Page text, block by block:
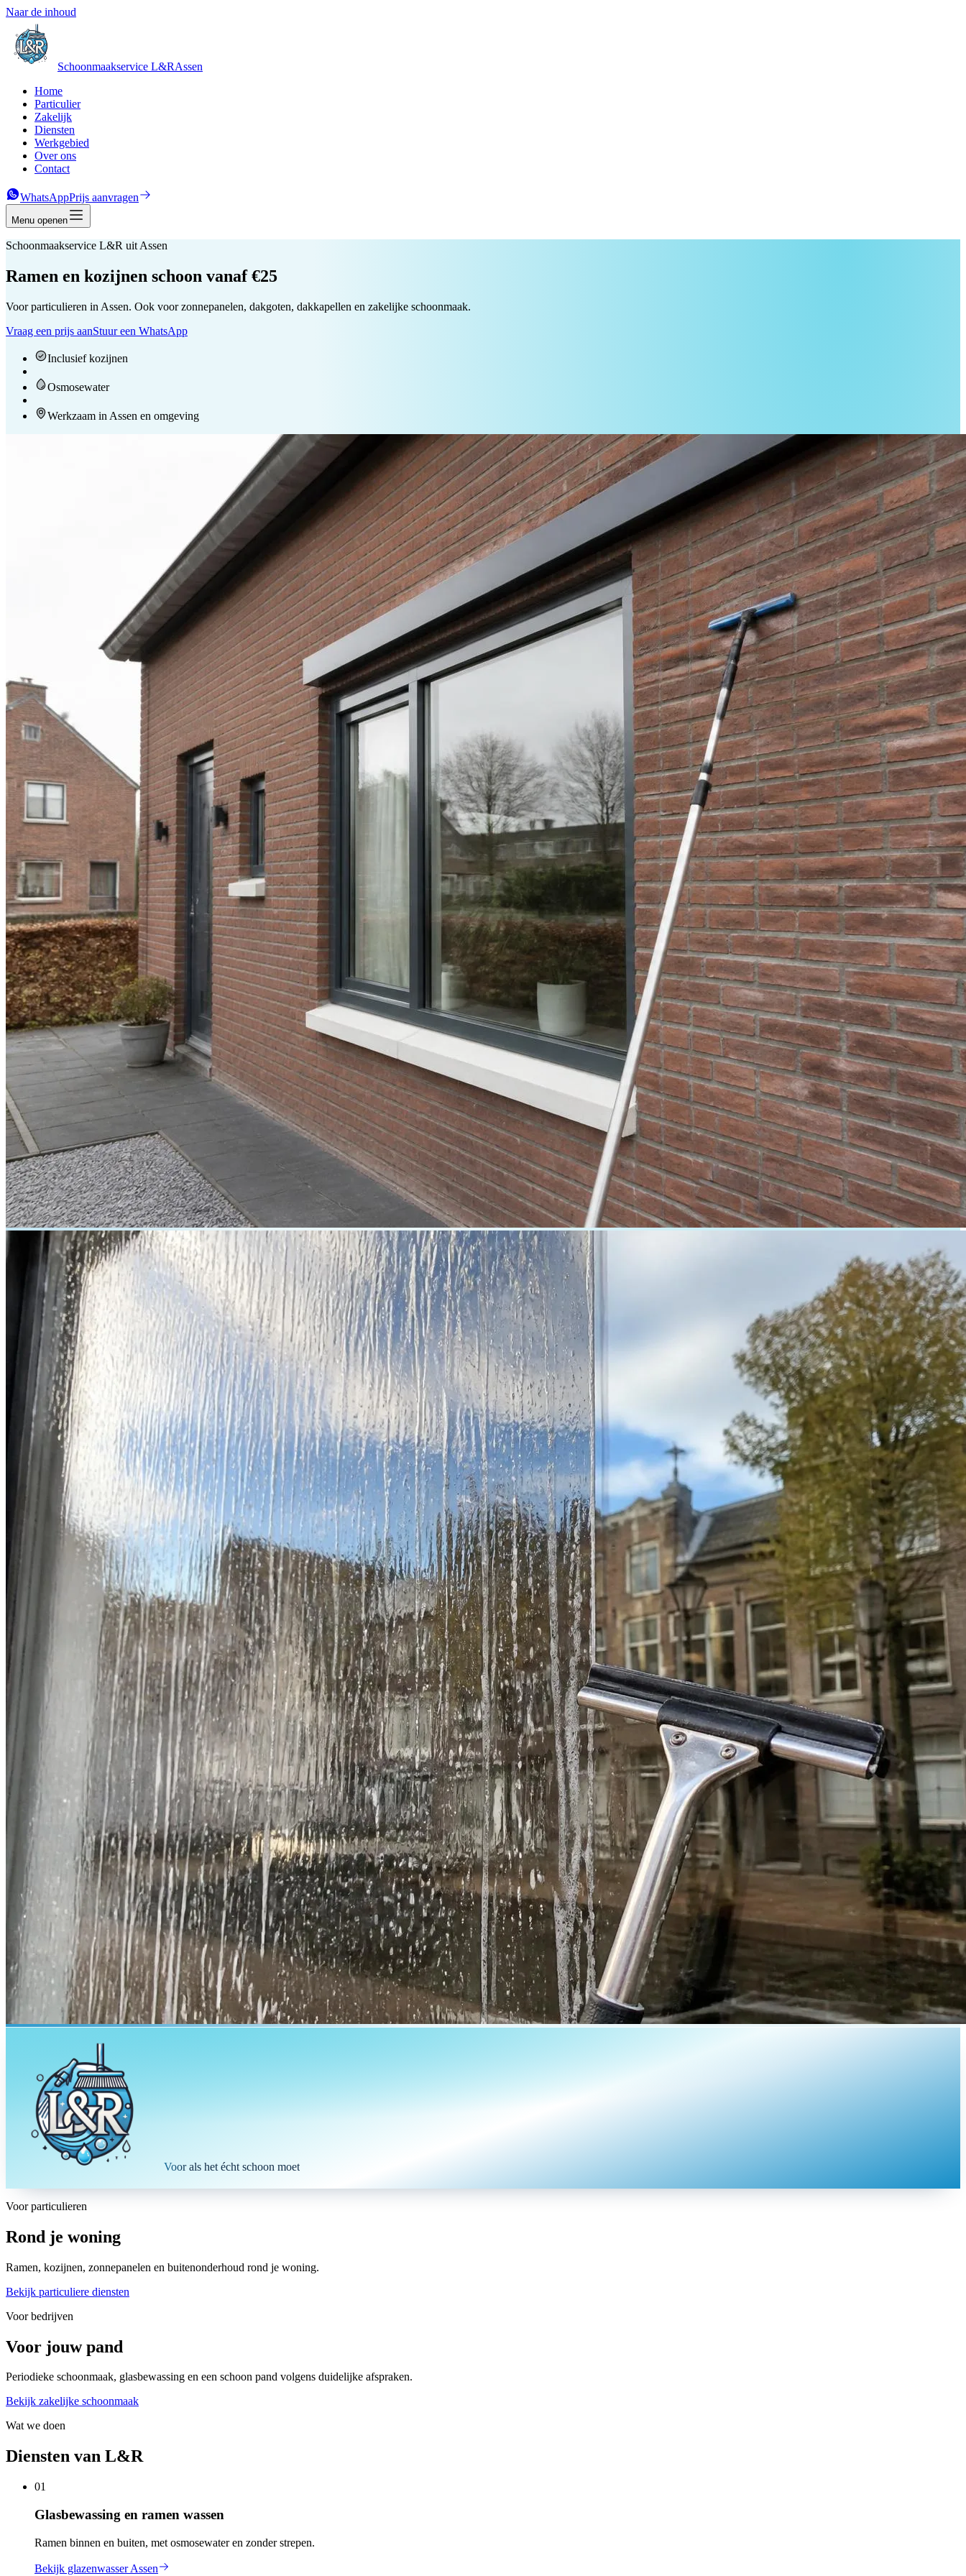
Naar de inhoud
Schoonmaakservice L&RAssen
Home
Particulier
Zakelijk
Diensten
Werkgebied
Over ons
Contact
WhatsAppPrijs aanvragen
Menu openen
Schoonmaakservice L&R uit Assen
Ramen en kozijnen schoon vanaf €25
Voor particulieren in Assen. Ook voor zonnepanelen, dakgoten, dakkapellen en zakelijke schoonmaak.
Vraag een prijs aanStuur een WhatsApp
Inclusief kozijnen
Osmosewater
Werkzaam in Assen en omgeving
Voor als het écht schoon moet
Voor particulieren
Rond je woning
Ramen, kozijnen, zonnepanelen en buitenonderhoud rond je woning.
Bekijk particuliere diensten
Voor bedrijven
Voor jouw pand
Periodieke schoonmaak, glasbewassing en een schoon pand volgens duidelijke afspraken.
Bekijk zakelijke schoonmaak
Wat we doen
Diensten van L&R
01
Glasbewassing en ramen wassen
Ramen binnen en buiten, met osmosewater en zonder strepen.
Bekijk glazenwasser Assen